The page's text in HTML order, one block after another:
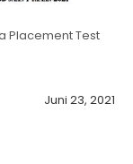
Placement Test
Juni 23, 2021